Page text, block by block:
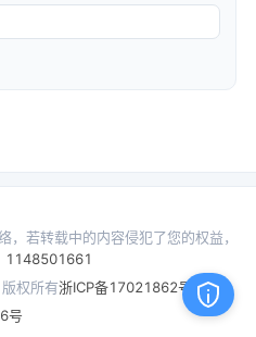
若转载中的内容侵犯了您的权益，
1148501661
权所有浙ICP备17021862号
号